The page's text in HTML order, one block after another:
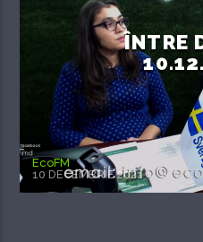
ÎNTRE
EcoFM
10 DECEMBRIE 2021